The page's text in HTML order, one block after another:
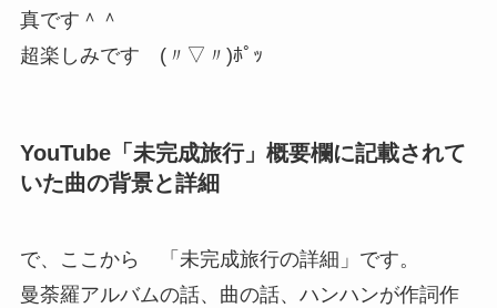
真です＾＾
超楽しみです (〃▽〃)ﾎﾟｯ
YouTube「未完成旅行」概要欄に記載されて
いた曲の背景と詳細
で、ここから 「未完成旅行の詳細」です。
曼荼羅アルバムの話、曲の話、ハンハンが作詞作